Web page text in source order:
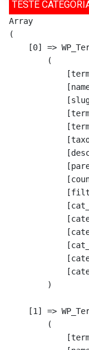
TESTE
Array
(
[0] =>
        (
        )
[1] =>
        (